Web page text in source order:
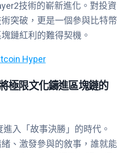
技術的嶄新進化。對投資
突破，更是一個參與比特幣
鏈紅利的難得契機。
Hyper
極限文化鑄進區塊鏈的
入「故事決勝」的時代。
、激發參與的敘事，誰就能